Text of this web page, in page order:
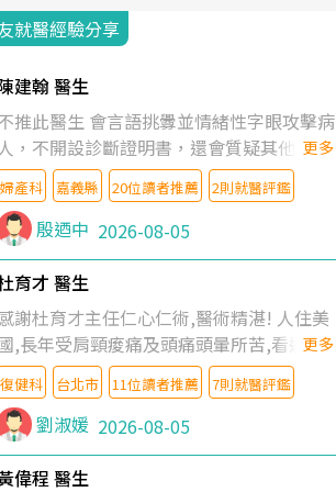
就醫經驗分享
建翰 醫生
推此醫生 會言語挑釁並情緒性字眼攻擊病
，不開設診斷證明書，還會質疑其他醫生
判斷！
更多
婦產科 嘉義縣 20位讀者推薦 2則就醫評鑑
殷迺中 2026-08-05
育才 醫生
謝杜育才主任仁心仁術,醫術精湛! 人住美
,長年受肩頸痠痛及頭痛頭暈所苦,看遍名醫
授,做了各種檢查,也嘗試過西醫打針,中醫
灸及物理徒手治療都沒有用,後來連吃到嗎
類止痛藥都效果有限,只是壓症狀,沒多久就
起來,多年失眠嚴重影響生活品質. 台灣親
介紹忠孝醫院杜育才主任是頸頭症候群專
更多
復健科 台北市 11位讀者推薦 7則就醫評鑑
劉淑媛 2026-08-05
偉程 醫生